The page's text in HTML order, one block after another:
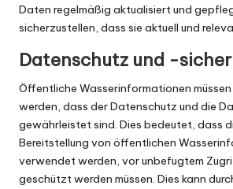
Daten regelmäßig aktualisiert und
sicherzustellen, dass sie aktuell und
Datenschutz und -
Öffentliche Wasserinformationen
werden, dass der Datenschutz und die
gewährleistet sind. Dies bedeutet, dass
Bereitstellung von öffentlichen
verwendet werden, vor unbefugtem
geschützt werden müssen. Dies kann